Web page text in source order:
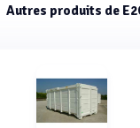
Autres produits de